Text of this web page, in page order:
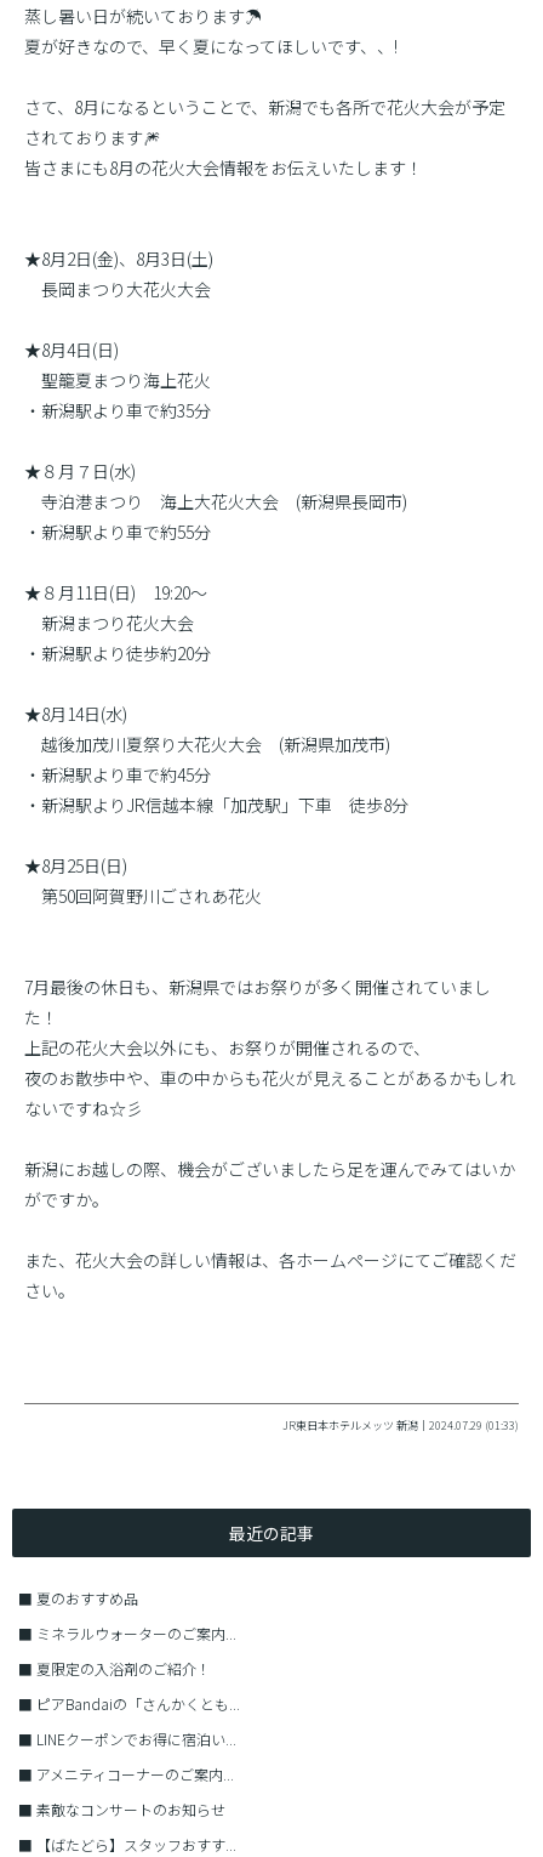
蒸し暑い日が続いております☂
夏が好きなので、早く夏になってほしいです、、!
さて、8月になるということで、新潟でも各所で花火大会が予定
されております🎆
皆さまにも8月の花火大会情報をお伝えいたします！
★8月2日(金)、8月3日(土)
長岡まつり大花火大会
★8月4日(日)
聖籠夏まつり海上花火
・新潟駅より車で約35分
★８月７日(水)
寺泊港まつり 海上大花火大会 (新潟県長岡市)
・新潟駅より車で約55分
★８月11日(日) 19:20〜
新潟まつり花火大会
・新潟駅より徒歩約20分
★8月14日(水)
越後加茂川夏祭り大花火大会 (新潟県加茂市)
・新潟駅より車で約45分
・新潟駅よりJR信越本線「加茂駅」下車 徒歩8分
★8月25日(日)
第50回阿賀野川ごされあ花火
7月最後の休日も、新潟県ではお祭りが多く開催されていまし
た！
上記の花火大会以外にも、お祭りが開催されるので、
夜のお散歩中や、車の中からも花火が見えることがあるかもしれ
ないですね☆彡
新潟にお越しの際、機会がございましたら足を運んでみてはいか
がですか。
また、花火大会の詳しい情報は、各ホームページにてご確認くだ
さい。
JR東日本ホテルメッツ 新潟｜2024.07.29 (01:33)
最近の記事
■ 夏のおすすめ品
■ ミネラルウォーターのご案内...
■ 夏限定の入浴剤のご紹介！
■ ピアBandaiの「さんかくとも...
■ LINEクーポンでお得に宿泊い...
■ アメニティコーナーのご案内...
■ 素敵なコンサートのお知らせ
■
【ばたどら】スタッフおすす...